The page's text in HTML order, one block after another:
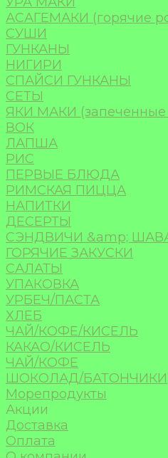
АСАГЕМАКИ (горячие
СУШИ
ГУНКАНЫ
НИГИРИ
СПАЙСИ ГУНКАНЫ
СЕТЫ
ЯКИ МАКИ (запеченные
ВОК
ЛАПША
РИС
ПЕРВЫЕ БЛЮДА
РИМСКАЯ ПИЦЦА
НАПИТКИ
ДЕСЕРТЫ
СЭНДВИЧИ &amp;
ГОРЯЧИЕ ЗАКУСКИ
САЛАТЫ
УПАКОВКА
УРБЕЧ/ПАСТА
ХЛЕБ
ЧАЙ/КОФЕ/КИСЕЛЬ
КАКАО/КИСЕЛЬ
ЧАЙ/КОФЕ
ШОКОЛАД/БАТОНЧИКИ
Морепродукты
Акции
Доставка
Оплата